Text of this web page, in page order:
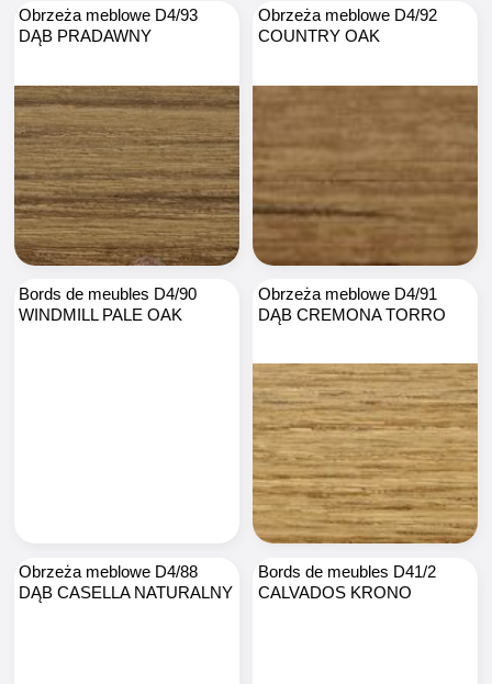
Obrzeża meblowe D4/93
DĄB PRADAWNY
Obrzeża meblowe D4/92
COUNTRY OAK
Bords de meubles D4/90
WINDMILL PALE OAK
Obrzeża meblowe D4/91
DĄB CREMONA TORRO
Obrzeża meblowe D4/88
DĄB CASELLA NATURALNY
Bords de meubles D41/2
CALVADOS KRONO